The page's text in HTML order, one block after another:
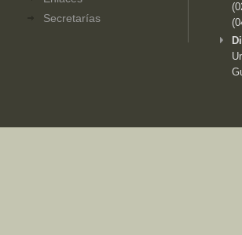
Secretarías